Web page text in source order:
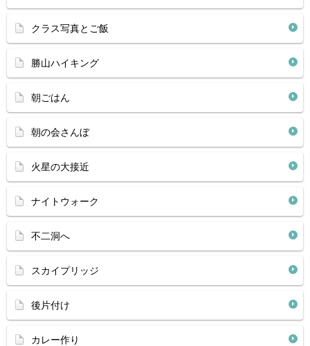
クラス写真とご飯
勝山ハイキング
朝ごはん
朝の会さんぼ
火星の大接近
ナイトウォーク
不二洞へ
スカイプリッジ
後片付け
カレー作り